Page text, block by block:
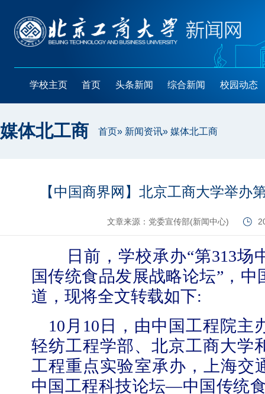
学校主页 首页 头条新闻 综合新闻 校园动态
媒体北工商 首页» 新闻资讯» 媒体北工商
【中国商界网】北京工商大学举办
文章来源：党委宣传部(新闻中心)
日前，学校承办“第313
国传统食品发展战略论坛”， 中
道，现将全文转载如下:
10月10日，由中国工程院主
轻纺工程学部、北京工商大学
工程重点实验室承办，上海交
中国工程科技论坛—中国传统